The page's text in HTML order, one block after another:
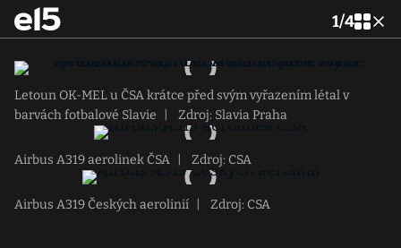
1/4
Letoun OK-MEL u ČSA krátce před svým vyřazením létal v
barvách fotbalové Slavie
Zdroj: Slavia Praha
Airbus A319 aerolinek ČSA Zdroj: CSA
Airbus A319 Českých aerolinií Zdroj: CSA